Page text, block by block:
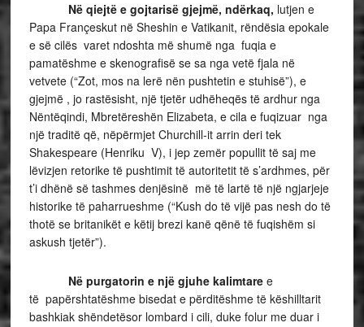
Në qiejtë e gojtarisë gjejmë, ndërkaq, lutjen e
Papa Françeskut në Sheshin e Vatikanit, rëndësia epokale
e së cilës varet ndoshta më shumë nga fuqia e
pamatëshme e skenografisë se sa nga vetë fjala në
vetvete (“Zot, mos na lerë nën pushtetin e stuhisë”), e
gjejmë , jo rastësisht, një tjetër udhëheqës të ardhur nga
Nëntëqindi, Mbretëreshën Elizabeta, e cila e fuqizuar nga
një traditë që, nëpërmjet Churchill-it arrin deri tek
Shakespeare (Henriku V), i jep zemër popullit të saj me
lëvizjen retorike të pushtimit të autoritetit të s’ardhmes, për
t’i dhënë së tashmes denjësinë më të lartë të një ngjarjeje
historike të paharrueshme (“Kush do të vijë pas nesh do të
thotë se britanikët e këtij brezi kanë qënë të fuqishëm si
askush tjetër”).
Në purgatorin e një gjuhe kalimtaree
të papërshtatëshme bisedat e përditëshme të këshilltarit
bashkiak shëndetësor lombard i cili, duke folur me duar i